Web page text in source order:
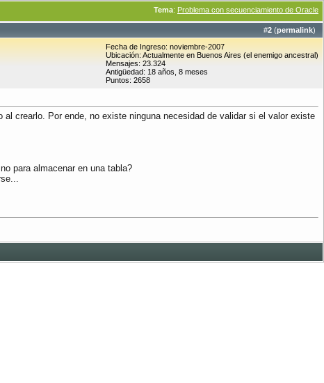
Tema: Problema con secuenciamiento de Oracle
#2 (permalink)
Fecha de Ingreso: noviembre-2007
Ubicación: Actualmente en Buenos Aires (el enemigo ancestral)
Mensajes: 23.324
Antigüedad: 18 años, 8 meses
Puntos: 2658
crearlo. Por ende, no existe ninguna necesidad de validar si el valor existe
para almacenar en una tabla?